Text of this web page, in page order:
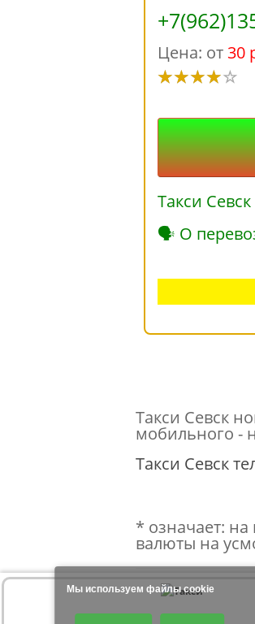
Мы используем файлы cookie
Продолжая использовать наш сайт, Вы даете
Цена: от 30
Такси Севск
🗣 О
Такси Севск
мобильного -
Такси Севск
* означает:
валюты на